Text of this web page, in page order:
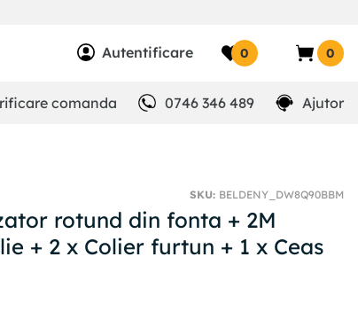
Autentificare 0 0
comanda 0746 346 489 Ajutor
SKU: BELDENY_DW8Q90BBM
rotund din fonta + 2M
+ 2 x Colier furtun + 1 x Ceas